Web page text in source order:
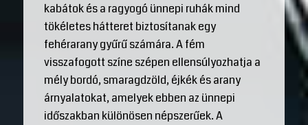
kabátok és a ragyogó ünnepi ruhák mind
tökéletes hátteret biztosítanak egy
fehérarany gyűrű számára. A fém
visszafogott színe szépen ellensúlyozhatja a
mély bordó, smaragdzöld, éjkék és arany
árnyalatokat, amelyek ebben az ünnepi
időszakban különösen népszerűek. A